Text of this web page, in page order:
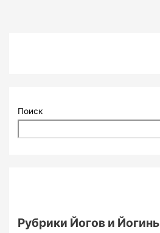
Поиск
Рубрики Йогов и Йогинь